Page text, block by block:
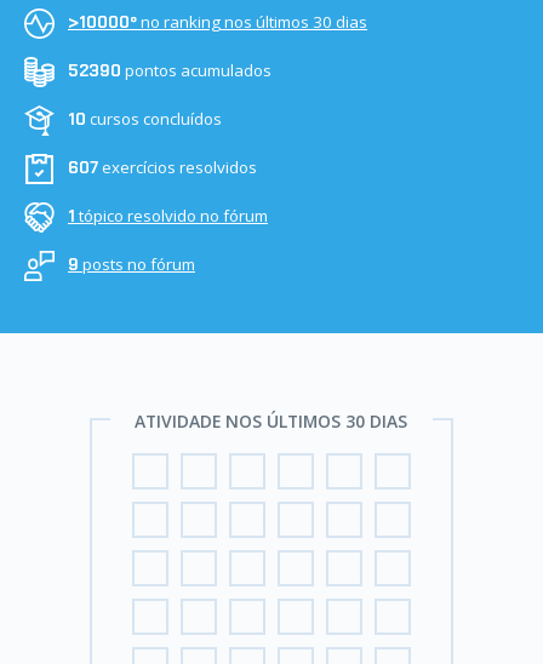
>10000ºno ranking nos últimos 30 dias
52390 pontos acumulados
10 cursos concluídos
607exercícios resolvidos
1 tópico resolvido no fórum
9 posts no fórum
ATIVIDADE NOS ÚLTIMOS 30 DIAS